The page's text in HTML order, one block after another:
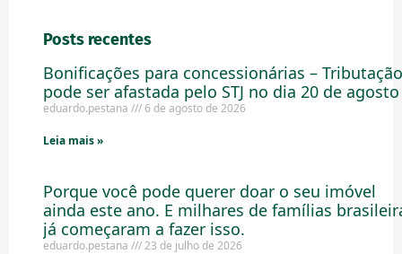
Posts recentes
Bonificações para concessionárias – Tributação
pode ser afastada pelo STJ no dia 20 de agosto
eduardo.pestana 6 de agosto de 2026
Leia mais »
Porque você pode querer doar o seu imóvel
ainda este ano. E milhares de famílias
já começaram a fazer isso.
eduardo.pestana 23 de julho de 2026